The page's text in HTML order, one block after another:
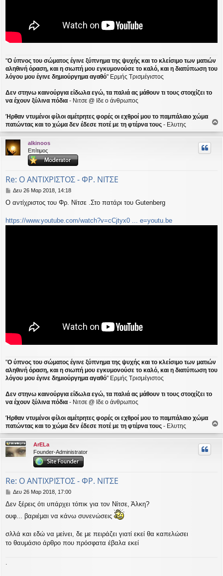
"Ο ύπνος του σώματος έγινε ξύπνημα της ψυχής και το κλείσιμο των ματιών
αληθινή όραση, και η σιωπή μου εγκυμονούσε το καλό, και η διατύπωση του
λόγου μου έγινε δημιούργημα αγαθό" Ερμής Τρισμέγιστος
Δεν στηνω καινούργια είδωλα εγώ, τα παλιά ας μάθουν τι τους στοιχίζει το
να έχουν ξύλινα πόδια - Νιτσε @ Ιδε ο άνθρωπος
Ήρθαν ντυμένοι φίλοι αμέτρητες φορές οι εχθροί μου το παμπάλαιο χώμα
πατώντας και το χώμα δεν έδεσε ποτέ με τη φτέρνα τους - Ελυτης
ο
ρ
alkinoos
Επίτιμος
Re: Ο ΑΝΤΙΧΡΙΣΤΟΣ - ΦΡ. ΝΙΤΣΕ
Δ
μ
σ
ί
Δευ 26 Μαρ 2018, 14:18
Ο αντίχριστος του Φρ. Νίτσε .Στο πατάρι του Gutenberg
https://www.youtube.com/watch?v=cCjtyx0 ... e=youtu.be
"Ο ύπνος του σώματος έγινε ξύπνημα της ψυχής και το κλείσιμο των ματιών
αληθινή όραση, και η σιωπή μου εγκυμονούσε το καλό, και η διατύπωση του
λόγου μου έγινε δημιούργημα αγαθό" Ερμής Τρισμέγιστος
Δεν στηνω καινούργια είδωλα εγώ, τα παλιά ας μάθουν τι τους στοιχίζει το
να έχουν ξύλινα πόδια - Νιτσε @ Ιδε ο άνθρωπος
Ήρθαν ντυμένοι φίλοι αμέτρητες φορές οι εχθροί μου το παμπάλαιο χώμα
πατώντας και το χώμα δεν έδεσε ποτέ με τη φτέρνα τους - Ελυτης
ο
ρ
ArELa
Founder-Administrator
Re: Ο ΑΝΤΙΧΡΙΣΤΟΣ - ΦΡ. ΝΙΤΣΕ
Δ
μ
ο
σ
ε
υ
Δευ 26 Μαρ 2018, 17:00
Δεν ξέρεις ότι υπάρχει τόπικ για τον Νίτσε, Άλκη?
ουφ... βαριέμαι να κάνω συνενώσεις
σλλά και εδώ να μείνει, δε με πειράζει γιατί εκεί θα καπελώσει
το θαυμάσιο άρθρο που πρόσφατα έβαλα εκεί
.